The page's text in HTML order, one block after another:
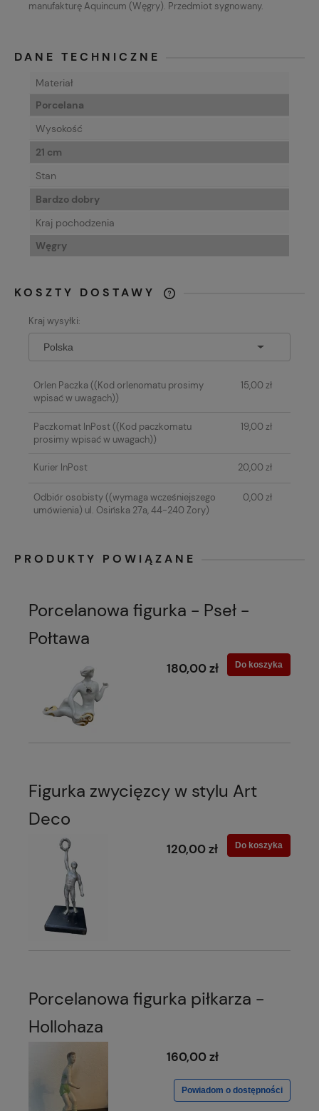
manufakturęAquincum (Węgry). Przedmiot sygnowany.
DANE TECHNICZNE
Materiał
Porcelana
Wysokość
21 cm
Stan
Bardzo dobry
Kraj pochodzenia
Węgry
KOSZTY DOSTAWY
KOSZTÓW PŁATNOŚCI
Kraj wysyłki:
Orlen Paczka ((Kod orlenomatu prosimy
wpisać w uwagach))
15,00 zł
Paczkomat InPost((Kod paczkomatu
prosimy wpisać w uwagach))
19,00 zł
Kurier InPost 20,00 zł
Odbiór osobisty((wymaga wcześniejszego
umówienia) ul. Osińska 27a, 44-240 Żory)
0,00 zł
PRODUKTY POWIĄZANE
Porcelanowa figurka - Pseł -
Połtawa
180,00 zł Do koszyka
Figurka zwycięzcy w stylu Art
Deco
120,00 zł Do koszyka
Porcelanowa figurka piłkarza -
Hollohaza
160,00 zł
Powiadom o dostępności